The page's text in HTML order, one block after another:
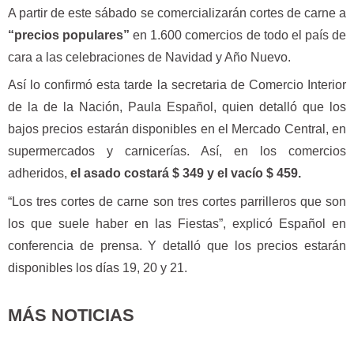
A partir de este sábado se comercializarán cortes de carne a
“precios populares” en 1.600 comercios de todo el país de
cara a las celebraciones de Navidad y Año Nuevo.
Así lo confirmó esta tarde la secretaria de Comercio Interior
de la de la Nación, Paula Español, quien detalló que los
bajos precios estarán disponibles en el Mercado Central, en
supermercados y carnicerías. Así, en los comercios
adheridos, el asado costará $ 349 y el vacío $ 459.
“Los tres cortes de carne son tres cortes parrilleros que son
los que suele haber en las Fiestas”, explicó Español en
conferencia de prensa. Y detalló que los precios estarán
disponibles los días 19, 20 y 21.
MÁS NOTICIAS